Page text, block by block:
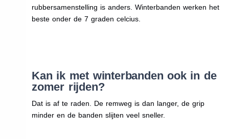
rubbersamenstelling is anders. Winterbanden werken het
beste onder de 7 graden celcius.
Kan ik met winterbanden ook in de
zomer rijden?
Dat is af te raden. De remweg is dan langer, de grip
minder en de banden slijten veel sneller.